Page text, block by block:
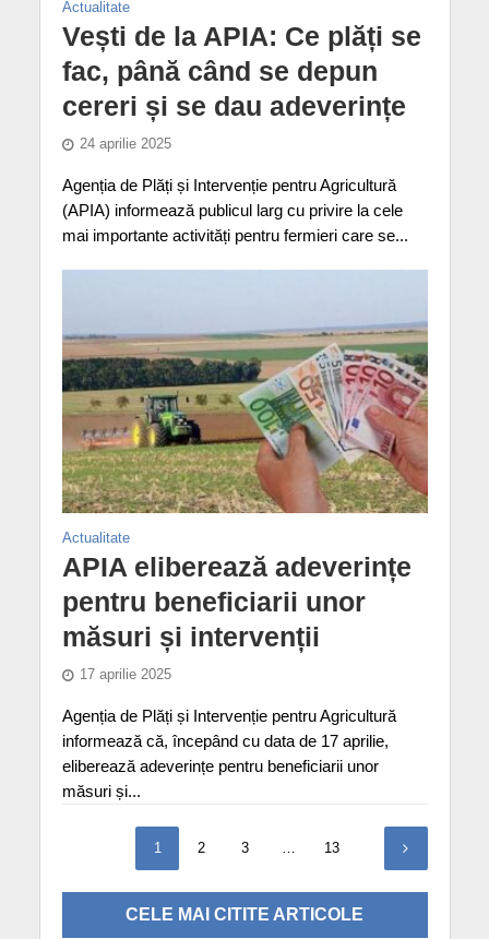
Actualitate
Vești de la APIA: Ce plăți se
fac, până când se depun
cereri și se dau adeverințe
24 aprilie 2025
Agenția de Plăți și Intervenție pentru Agricultură
(APIA) informează publicul larg cu privire la cele
mai importante activități pentru fermieri care se...
Actualitate
APIA eliberează adeverințe
pentru beneficiarii unor
măsuri și intervenții
17 aprilie 2025
Agenția de Plăți și Intervenție pentru Agricultură
informează că, începând cu data de 17 aprilie,
eliberează adeverințe pentru beneficiarii unor
măsuri și...
1 2 3 … 13
CELE MAI CITITE ARTICOLE